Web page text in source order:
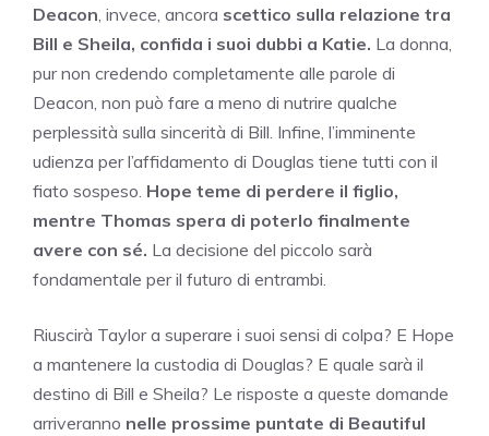
Deacon, invece, ancora scettico sulla relazione tra
Bill e Sheila, confida i suoi dubbi a Katie. La donna,
pur non credendo completamente alle parole di
Deacon, non può fare a meno di nutrire qualche
perplessità sulla sincerità di Bill. Infine, l’imminente
udienza per l’affidamento di Douglas tiene tutti con il
fiato sospeso. Hope teme di perdere il figlio,
mentre Thomas spera di poterlo finalmente
avere con sé. La decisione del piccolo sarà
fondamentale per il futuro di entrambi.
Riuscirà Taylor a superare i suoi sensi di colpa? E Hope
a mantenere la custodia di Douglas? E quale sarà il
destino di Bill e Sheila? Le risposte a queste domande
arriveranno nelle prossime puntate di Beautiful